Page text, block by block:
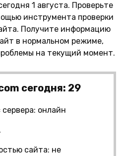
1 августа. Проверьте
инструмента проверки
Получите информацию
в нормальном режиме,
на текущий момент.
сегодня: 29
онлайн
сайта: не